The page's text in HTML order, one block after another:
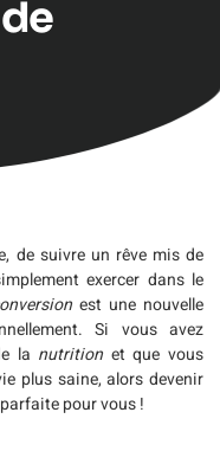
de suivre un rêve mis de
exercer dans le
est une nouvelle
Si vous avez
la nutrition et que vous
plus saine, alors devenir
pour vous !